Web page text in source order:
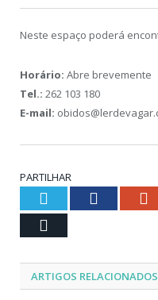
Neste espaço poderá
Horário: Abre brevemente
Tel.: 262 103 180
E-mail:
PARTILHAR
Twitter Facebook
ARTIGOS RELACIONADOS